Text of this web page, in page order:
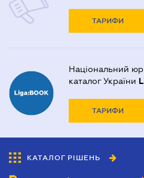
ТАРИФИ
Національний
каталог України
ТАРИФИ
КАТАЛОГ РІШЕНЬ